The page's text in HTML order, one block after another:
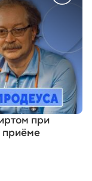
при